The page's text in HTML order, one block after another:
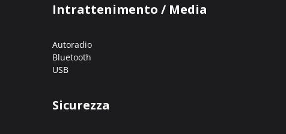
Intrattenimento / Media
Autoradio
Bluetooth
USB
Sicurezza